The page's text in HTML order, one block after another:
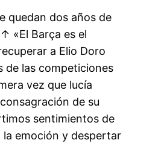
quedan dos años de
«El Barça es el
a Elio Doro
de las competiciones
vez que lucía
de su
sentimientos de
la emoción y despertar